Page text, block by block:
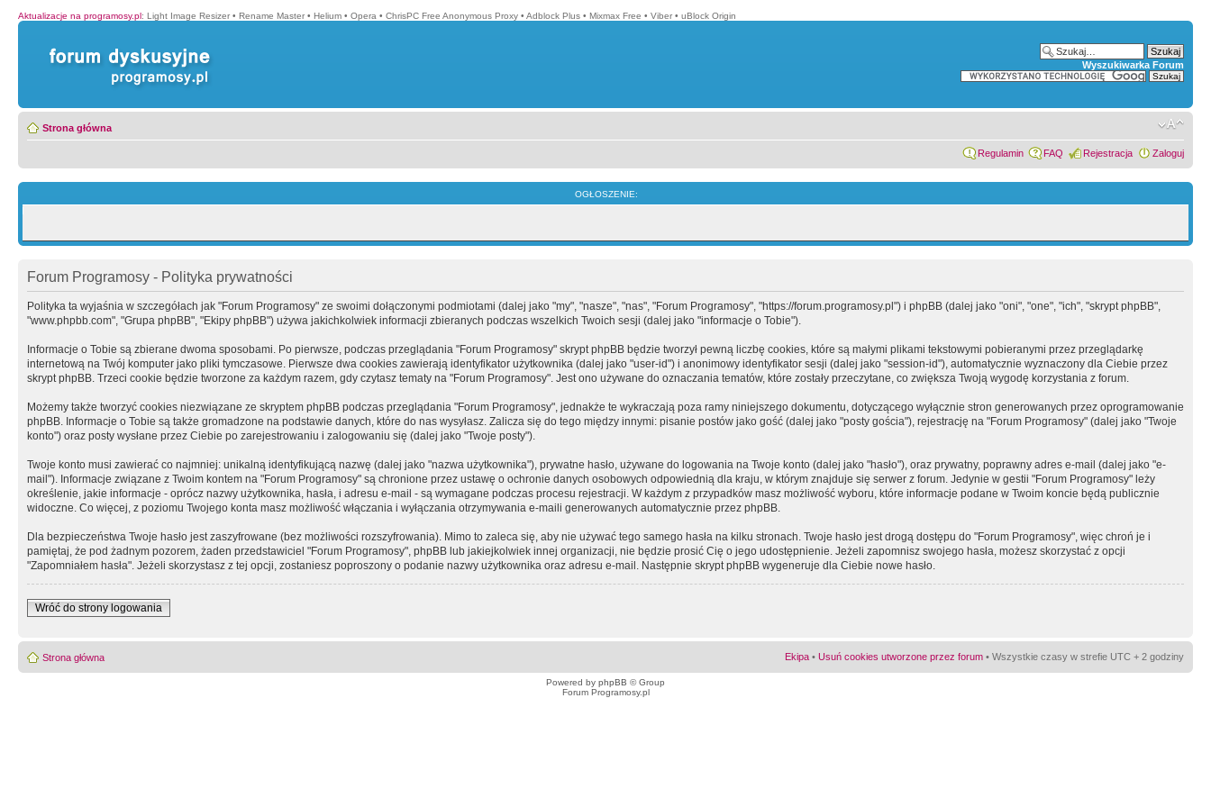
Aktualizacje na programosy.pl: Light Image Resizer • Rename Master • Helium • Opera • ChrisPC Free Anonymous Proxy • Adblock Plus • Mixmax Free • Viber • uBlock Origin
Wyszukiwarka Forum
Strona główna
Regulamin FAQ Rejestracja Zaloguj
OGŁOSZENIE:
Forum Programosy - Polityka prywatności
Polityka ta wyjaśnia w szczegółach jak "Forum Programosy" ze swoimi dołączonymi podmiotami (dalej jako "my", "nasze", "nas", "Forum Programosy", "https://forum.programosy.pl") i phpBB (dalej jako "oni", "one", "ich", "skrypt phpBB",
"www.phpbb.com", "Grupa phpBB", "Ekipy phpBB") używa jakichkolwiek informacji zbieranych podczas wszelkich Twoich sesji (dalej jako "informacje o Tobie").
Informacje o Tobie są zbierane dwoma sposobami. Po pierwsze, podczas przeglądania "Forum Programosy" skrypt phpBB będzie tworzył pewną liczbę cookies, które są małymi plikami tekstowymi pobieranymi przez przeglądarkę
internetową na Twój komputer jako pliki tymczasowe. Pierwsze dwa cookies zawierają identyfikator użytkownika (dalej jako "user-id") i anonimowy identyfikator sesji (dalej jako "session-id"), automatycznie wyznaczony dla Ciebie przez
skrypt phpBB. Trzeci cookie będzie tworzone za każdym razem, gdy czytasz tematy na "Forum Programosy". Jest ono używane do oznaczania tematów, które zostały przeczytane, co zwiększa Twoją wygodę korzystania z forum.
Możemy także tworzyć cookies niezwiązane ze skryptem phpBB podczas przeglądania "Forum Programosy", jednakże te wykraczają poza ramy niniejszego dokumentu, dotyczącego wyłącznie stron generowanych przez oprogramowanie
phpBB. Informacje o Tobie są także gromadzone na podstawie danych, które do nas wysyłasz. Zalicza się do tego między innymi: pisanie postów jako gość (dalej jako "posty gościa"), rejestrację na "Forum Programosy" (dalej jako "Twoje
konto") oraz posty wysłane przez Ciebie po zarejestrowaniu i zalogowaniu się (dalej jako "Twoje posty").
Twoje konto musi zawierać co najmniej: unikalną identyfikującą nazwę (dalej jako "nazwa użytkownika"), prywatne hasło, używane do logowania na Twoje konto (dalej jako "hasło"), oraz prywatny, poprawny adres e-mail (dalej jako "e-
mail"). Informacje związane z Twoim kontem na "Forum Programosy" są chronione przez ustawę o ochronie danych osobowych odpowiednią dla kraju, w którym znajduje się serwer z forum. Jedynie w gestii "Forum Programosy" leży
określenie, jakie informacje - oprócz nazwy użytkownika, hasła, i adresu e-mail - są wymagane podczas procesu rejestracji. W każdym z przypadków masz możliwość wyboru, które informacje podane w Twoim koncie będą publicznie
widoczne. Co więcej, z poziomu Twojego konta masz możliwość włączania i wyłączania otrzymywania e-maili generowanych automatycznie przez phpBB.
Dla bezpieczeństwa Twoje hasło jest zaszyfrowane (bez możliwości rozszyfrowania). Mimo to zaleca się, aby nie używać tego samego hasła na kilku stronach. Twoje hasło jest drogą dostępu do "Forum Programosy", więc chroń je i
pamiętaj, że pod żadnym pozorem, żaden przedstawiciel "Forum Programosy", phpBB lub jakiejkolwiek innej organizacji, nie będzie prosić Cię o jego udostępnienie. Jeżeli zapomnisz swojego hasła, możesz skorzystać z opcji
"Zapomniałem hasła". Jeżeli skorzystasz z tej opcji, zostaniesz poproszony o podanie nazwy użytkownika oraz adresu e-mail. Następnie skrypt phpBB wygeneruje dla Ciebie nowe hasło.
Wróć do strony logowania
Strona główna Ekipa • Usuń cookies utworzone przez forum • Wszystkie czasy w strefie UTC + 2 godziny
Powered by phpBB © Group
Forum Programosy.pl